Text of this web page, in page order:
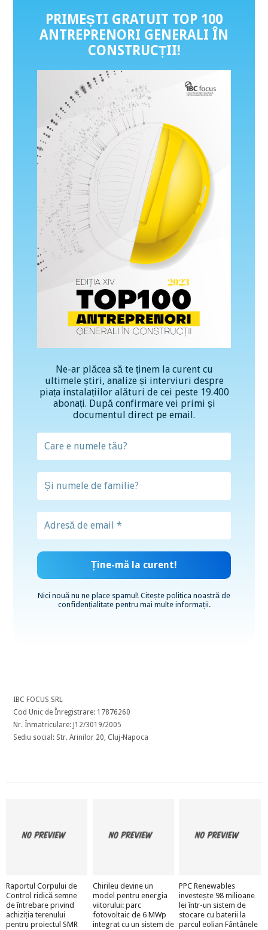
PRIMEȘTI GRATUIT TOP 100
ANTREPRENORI GENERALI ÎN
CONSTRUCȚII!
Ne-ar plăcea să te ținem la curent cu
ultimele știri, analize și interviuri despre
piața instalațiilor alături de cei peste 19.400
abonați. După confirmare vei primi și
documentul direct pe email.
Nici nouă nu ne place spamul! Citește politica noastră de
confidențialitatepentru mai multe informații.
IBC FOCUS SRL
Cod Unic de Înregistrare: 17876260
Nr. Înmatriculare: J12/3019/2005
Sediu social: Str. Arinilor 20, Cluj-Napoca
Raportul Corpului de
Control ridică semne
de întrebare privind
achiziția terenului
pentru proiectul SMR
Chirileu devine un
model pentru energia
viitorului: parc
fotovoltaic de 6 MWp
integrat cu un sistem de
PPC Renewables
investește 98 milioane
lei într-un sistem de
stocare cu baterii la
parcul eolian Fântânele